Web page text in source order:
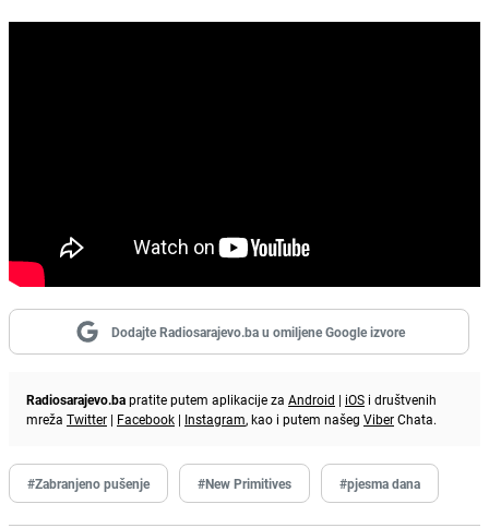
Dodajte Radiosarajevo.ba u omiljene Google izvore
Radiosarajevo.bapratite putem aplikacije za Android | iOS i društvenih
mreža Twitter | Facebook | Instagram, kao i putem našeg ViberChata.
#Zabranjeno pušenje #New Primitives #pjesma dana